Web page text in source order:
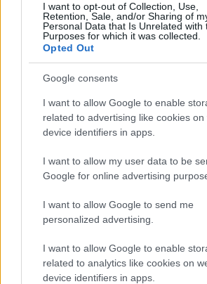
I want to opt-out of Collection, Use,
Retention, Sale, and/or Sharing of
Personal Data that Is Unrelated with
Purposes for which it was collected.
Opted Out
Google consents
I want to allow Google to enable
related to advertising like cookies on
device identifiers in apps.
I want to allow my user data to be
Google for online advertising
I want to allow Google to send me
personalized advertising.
I want to allow Google to enable
related to analytics like cookies on
device identifiers in apps.
a ManUtdFanatics.hu
Kapcsolódó hírek
BRUNO FERNANDES
CARRINGTONBA